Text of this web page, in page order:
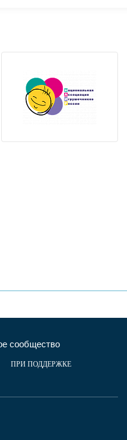
сообщество
ПРИ ПОДДЕРЖКЕ